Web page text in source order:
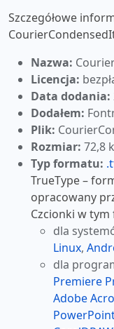
Szczegółowe
Nazwa:
Licencja:
Data dodania:
Dodałem:
Plik:
Rozmiar: 72,8
Typ formatu:
TrueType –
opracowany
Czcionki w tym
dla
Linux,
dla
Premiere
Adobe